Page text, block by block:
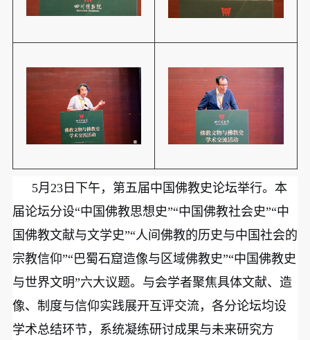
5月23日下午，第五届中国佛教史论坛举行。本
届论坛分设“中国佛教思想史”“中国佛教社会史”“中
国佛教文献与文学史”“人间佛教的历史与中国社会的
宗教信仰”“巴蜀石窟造像与区域佛教史”“中国佛教史
与世界文明”六大议题。与会学者聚焦具体文献、造
像、制度与信仰实践展开互评交流，各分论坛均设
学术总结环节，系统凝练研讨成果与未来研究方